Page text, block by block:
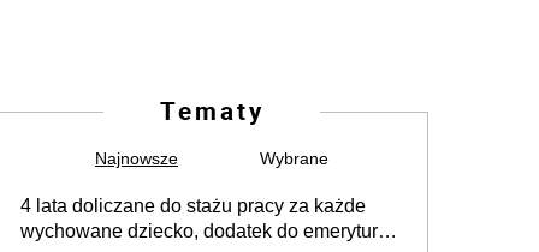
Tematy
Najnowsze Wybrane
4 lata doliczane do stażu pracy za każde
wychowane dziecko, dodatek do emerytury